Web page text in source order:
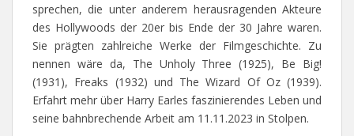
sprechen, die unter anderem herausragenden Akteure
des Hollywoods der 20er bis Ende der 30 Jahre waren.
Sie prägten zahlreiche Werke der Filmgeschichte. Zu
nennen wäre da, The Unholy Three (1925), Be Big!
(1931), Freaks (1932) und The Wizard Of Oz (1939).
Erfahrt mehr über Harry Earles faszinierendes Leben und
seine bahnbrechende Arbeit am 11.11.2023 in Stolpen.